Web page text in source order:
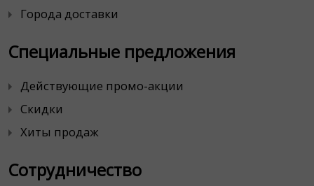
Города доставки
Специальные предложения
Действующие промо-акции
Скидки
Хиты продаж
Сотрудничество